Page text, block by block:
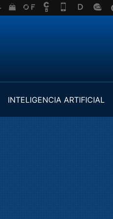
INTELIGENCIA ARTIFICIAL